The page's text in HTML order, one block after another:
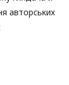
авторських